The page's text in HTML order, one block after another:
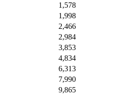
1,578
1,998
2,466
2,984
3,853
4,834
6,313
7,990
9,865